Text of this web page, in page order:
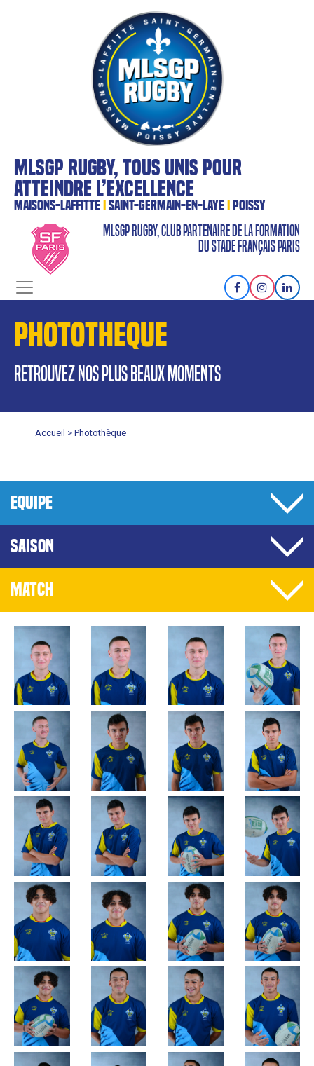
MLSGP RUGBY, TOUS UNIS POUR
ATTEINDRE L’EXCELLENCE
MAISONS-LAFFITTE SAINT-GERMAIN-EN-LAYE POISSY
MLSGP RUGBY, CLUB PARTENAIRE DE LA FORMATION
DU STADE FRANÇAIS PARIS
PHOTOTHEQUE
retrouvez nos plus beaux moments
Accueil > Photothèque
EQUIPE
SAISON
MATCH